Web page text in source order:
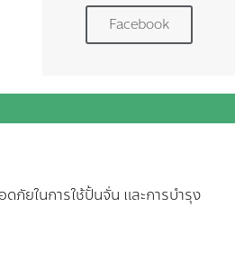
Facebook
ดภัยในการใช้ปั้นจั่น และการบำรุง